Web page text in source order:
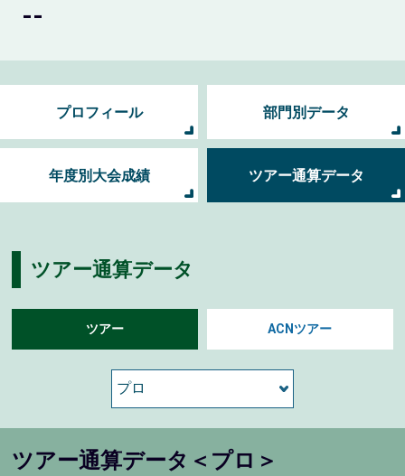
--
プロフィール 部門別データ
年度別大会成績 ツアー通算データ
ツアー通算データ
ツアー ACNツアー
ツアー通算データ＜プロ＞